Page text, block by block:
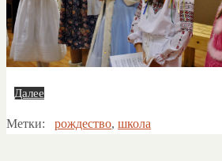
Далее
Метки: рождество, школа